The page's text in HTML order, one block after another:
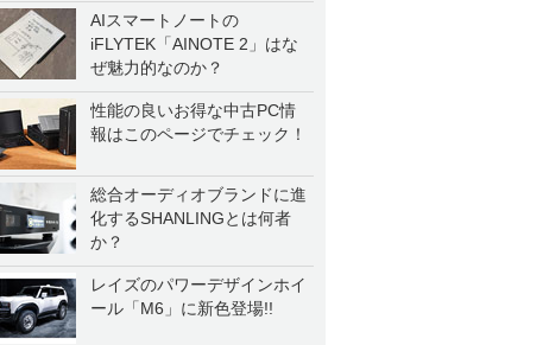
AIスマートノートの
iFLYTEK「AINOTE 2」はな
ぜ魅力的なのか？
性能の良いお得な中古PC情
報はこのページでチェック！
総合オーディオブランドに進
化するSHANLINGとは何者
か？
レイズのパワーデザインホイ
ール「M6」に新色登場!!